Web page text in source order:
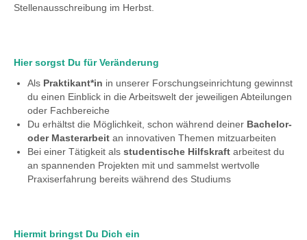
Stellenausschreibung im Herbst.
Hier sorgst Du für Veränderung
Als Praktikant*in in unserer Forschungseinrichtung gewinnst
du einen Einblick in die Arbeitswelt der jeweiligen Abteilungen
oder Fachbereiche
Du erhältst die Möglichkeit, schon während deiner Bachelor-
oder Masterarbeit an innovativen Themen mitzuarbeiten
Bei einer Tätigkeit als studentische Hilfskraft arbeitest du
an spannenden Projekten mit und sammelst wertvolle
Praxiserfahrung bereits während des Studiums
Hiermit bringst Du Dich ein